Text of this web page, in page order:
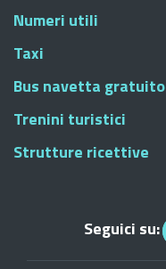
Numeri utili
Taxi
Bus navetta gratuito
Trenini turistici
Strutture ricettive
Seguici su: